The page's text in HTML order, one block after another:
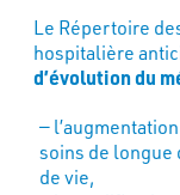
Le Répertoire
hospitalière
d’évolution du
soins de longue
de vie,